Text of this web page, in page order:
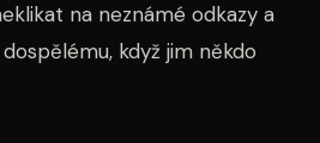
na neznámé odkazy a
když jim někdo